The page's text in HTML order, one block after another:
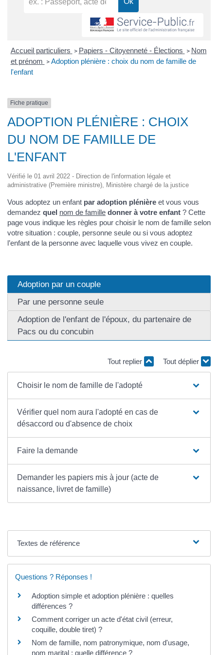
Accueil particuliers > Papiers - Citoyenneté - Élections > Nom
et prénom > Adoption plénière : choix du nom de famille de
l'enfant
Fiche pratique
ADOPTION PLÉNIÈRE : CHOIX
DU NOM DE FAMILLE DE
L'ENFANT
Vérifié le 01 avril 2022 - Direction de l'information légale et
administrative (Première ministre), Ministère chargé de la justice
Vous adoptez un enfant par adoption plénière et vous vous
demandez quel nom de famille donner à votre enfant ? Cette
page vous indique les règles pour choisir le nom de famille selon
votre situation : couple, personne seule ou si vous adoptez
l’enfant de la personne avec laquelle vous vivez en couple.
Adoption par un couple
Par une personne seule
Adoption de l'enfant de l'époux, du partenaire de
Pacs ou du concubin
Tout replier Tout déplier
Choisir le nom de famille de l'adopté
Vérifier quel nom aura l'adopté en cas de
désaccord ou d'absence de choix
Faire la demande
Demander les papiers mis à jour (acte de
naissance, livret de famille)
Textes de référence
Questions ? Réponses !
Adoption simple et adoption plénière : quelles
différences ?
Comment corriger un acte d'état civil (erreur,
coquille, double tiret) ?
Nom de famille, nom patronymique, nom d'usage,
nom marital : quelle différence ?